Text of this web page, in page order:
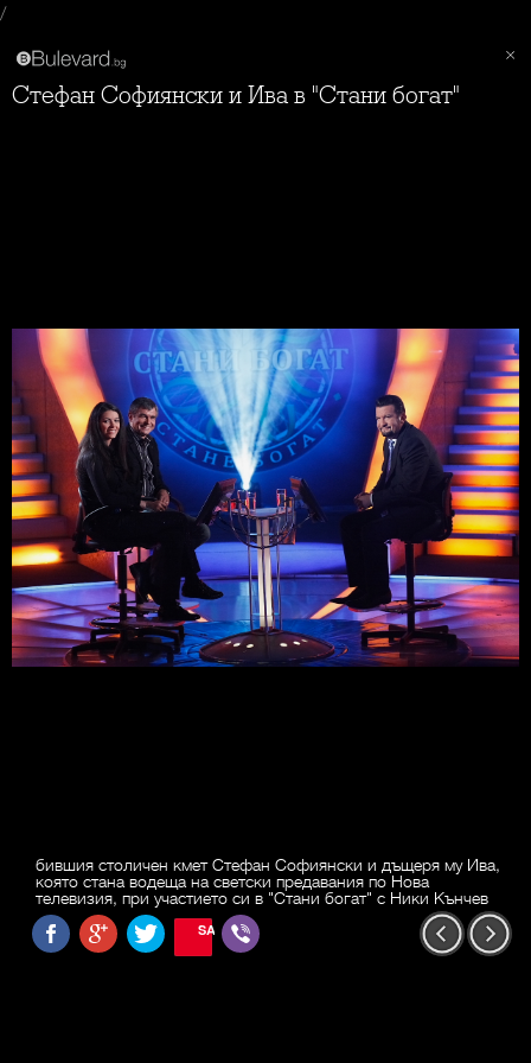
/
Стефан Софиянски и Ива в "Стани богат"
бившия столичен кмет Стефан Софиянски и дъщеря му Ива,
която стана водеща на светски предавания по Нова
телевизия, при участието си в "Стани богат" с Ники Кънчев
SAVE